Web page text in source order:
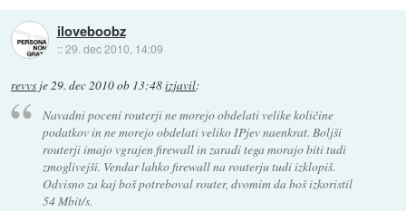
iloveboobz
::29. dec 2010, 14:09
revvs je29. dec 2010 ob 13:48izjavil:
Navadni poceni routerji ne morejo obdelati velike količine
podatkov in ne morejo obdelati veliko IPjev naenkrat. Boljši
routerji imajo vgrajen firewall in zaradi tega morajo biti tudi
zmoglivejši. Vendar lahko firewall na routerju tudi izklopiš.
Odvisno za kaj boš potreboval router, dvomim da boš izkoristil
54 Mbit/s.